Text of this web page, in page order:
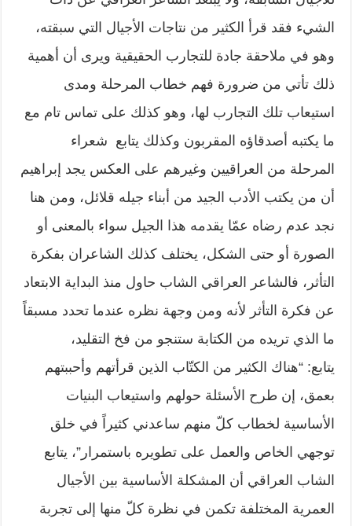
الشيء فقد قرأ الكثير من نتاجات الأجيال التي سبقته،
وهو في ملاحقة جادة للتجارب الحقيقية ويرى أن أهمية
ذلك تأتي من ضرورة فهم خطاب المرحلة ومدى
استيعاب تلك التجارب لها، وهو كذلك على تماس تام مع
ما يكتبه أصدقاؤه المقربون وكذلك يتابع شعراء
المرحلة من العراقيين وغيرهم على العكس يجد إبراهيم
أن من يكتب الأدب الجيد من أبناء جيله قلائل، ومن هنا
نجد عدم رضاه عمّا يقدمه هذا الجيل سواء بالمعنى أو
الصورة أو حتى الشكل، يختلف كذلك الشاعران بفكرة
التأثر، فالشاعر العراقي الشاب حاول منذ البداية الابتعاد
عن فكرة التأثر لأنه ومن وجهة نظره عندما تحدد مسبقاً
ما الذي تريده من الكتابة ستنجو من فخ التقليد،
يتابع: “هناك الكثير من الكتّاب الذين قرأتهم وأحببتهم
بعمق، إن طرح الأسئلة حولهم واستيعاب البنيات
الأساسية لخطاب كلّ منهم ساعدني كثيراً في خلق
توجهي الخاص والعمل على تطويره باستمرار”، يتابع
الشاب العراقي أن المشكلة الأساسية بين الأجيال
العمرية المختلفة تكمن في نظرة كلّ منها إلى تجربة